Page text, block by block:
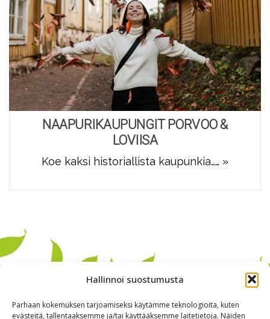
Hallinnoi suostumusta
Parhaan kokemuksen tarjoamiseksi käytämme teknologioita, kuten
evästeitä, tallentaaksemme ja/tai käyttääksemme laitetietoja. Näiden
NAAPURIKAUPUNGIT PORVOO &
LOVIISA
Koe kaksi historiallista kaupunkia…… »